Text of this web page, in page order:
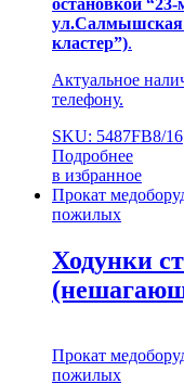
ул.Салмышскaя
кластер”).
Актуальное
телефону.
SKU: 5487FB8/16
Подробнее
в избранное
Прокат
пожилых
Ходунки
Прокат
пожилых